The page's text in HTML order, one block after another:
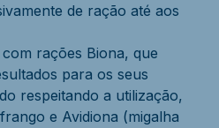
de ração até aos
rações Biona, que
para os seus
respeitando a utilização,
e Avidiona (migalha